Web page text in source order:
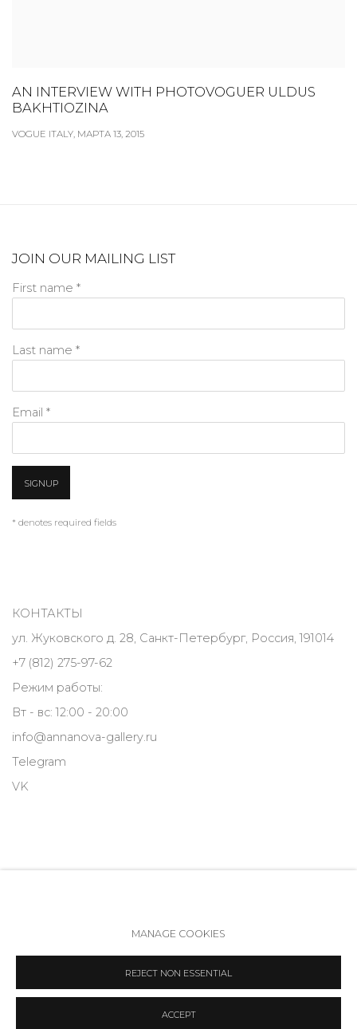
AN INTERVIEW WITH PHOTOVOGUER ULDUS
BAKHTIOZINA
VOGUE ITALY, МАРТА 13, 2015
JOIN OUR MAILING LIST
First name *
Last name *
Email *
SIGNUP
* denotes required fields
КОНТАКТЫ
ул. Жуковского д. 28, Санкт-Петербург, Россия, 191014
+7 (812) 275-97-62
Режим работы:
Вт - вс: 12:00 - 20:00
info@annanova-gallery.ru
Telegram
VK
COPYRIGHT © 2026 ANNA NOVA GALLERY SITE BY ARTLOGIC
MANAGE COOKIES
REJECT NON ESSENTIAL
ACCEPT